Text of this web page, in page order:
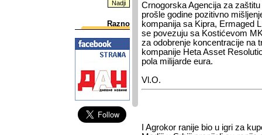
Razno
Crnogorska Agencija za
prošle godine pozitivno
kompanija sa Kipra, Ermaged
se povezuju sa Kostićevom
za odobrenje koncentracije na
kompanije Heta Asset
pola milijarde eura.
Vl.O.
I Agrokor ranije bio u igri za